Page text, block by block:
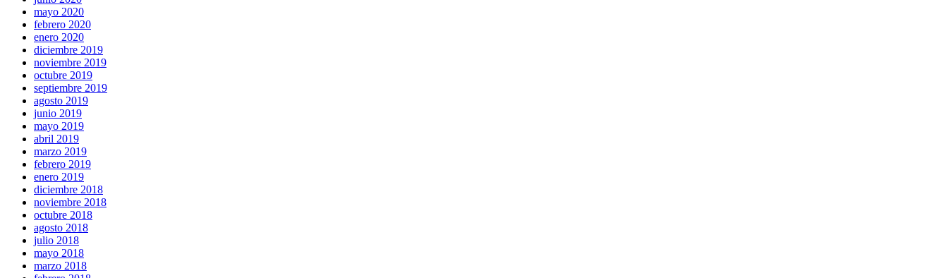
mayo 2020
febrero 2020
enero 2020
diciembre 2019
noviembre 2019
octubre 2019
septiembre 2019
agosto 2019
junio 2019
mayo 2019
abril 2019
marzo 2019
febrero 2019
enero 2019
diciembre 2018
noviembre 2018
octubre 2018
agosto 2018
julio 2018
mayo 2018
marzo 2018